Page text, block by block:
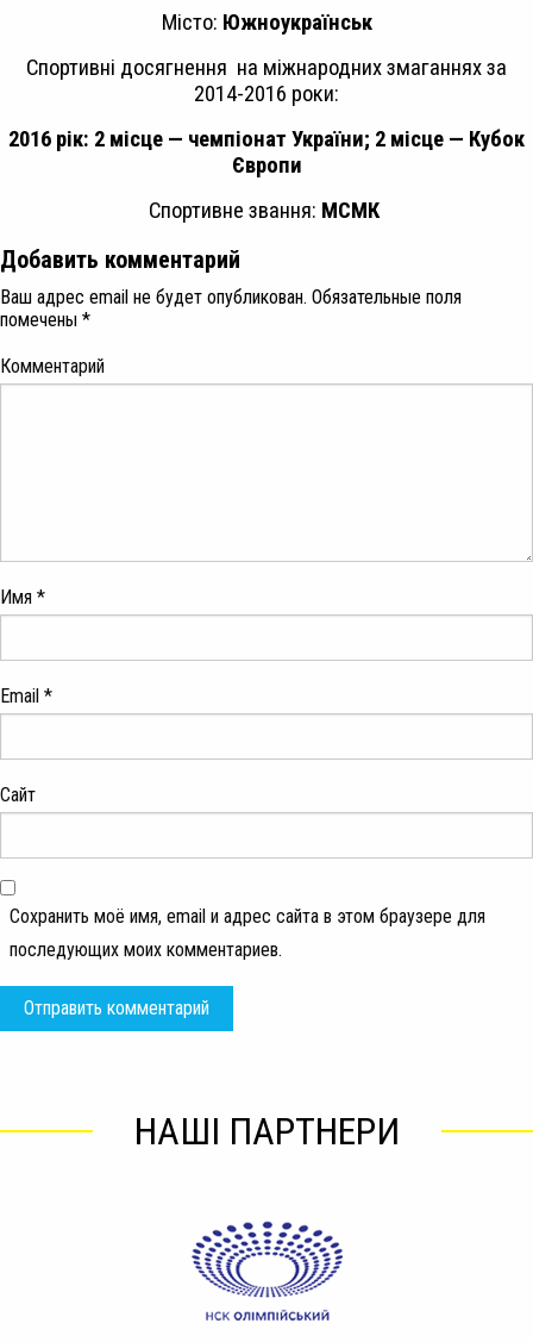
Місто: Южноукраїнськ
Спортивні досягнення на міжнародних змаганнях за
2014-2016 роки:
2016 рік: 2 місце — чемпіонат України; 2 місце — Кубок
Європи
Спортивне звання: МСМК
Добавить комментарий
Ваш адрес email не будет опубликован. Обязательные поля
помечены *
Комментарий
Имя *
Email *
Сайт
Сохранить моё имя, email и адрес сайта в этом браузере для
последующих моих комментариев.
НАШІ ПАРТНЕРИ